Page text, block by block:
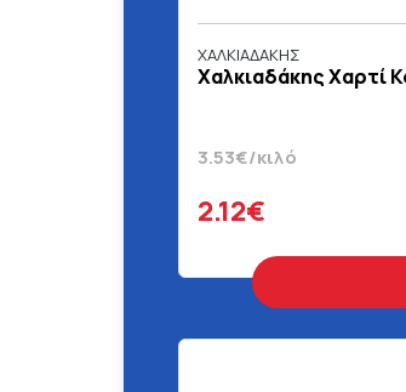
ΧΑΛΚΙΑΔΑΚΗΣ
Χαλκιαδάκης Χαρτί
3.53€/κιλό
2.12€